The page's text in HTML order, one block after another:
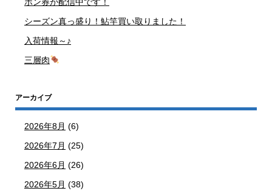
シーズン真っ盛り！鮎竿買い取りました！
入荷情報～♪
三層肉
アーカイブ
2026年8月 (6)
2026年7月 (25)
2026年6月 (26)
2026年5月 (38)